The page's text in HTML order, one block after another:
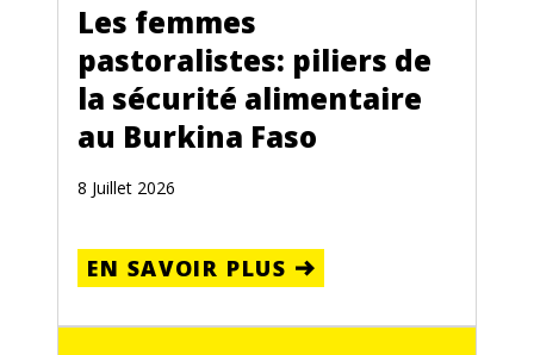
Les femmes
pastoralistes: piliers de
la sécurité alimentaire
au Burkina Faso
8 Juillet 2026
EN SAVOIR PLUS